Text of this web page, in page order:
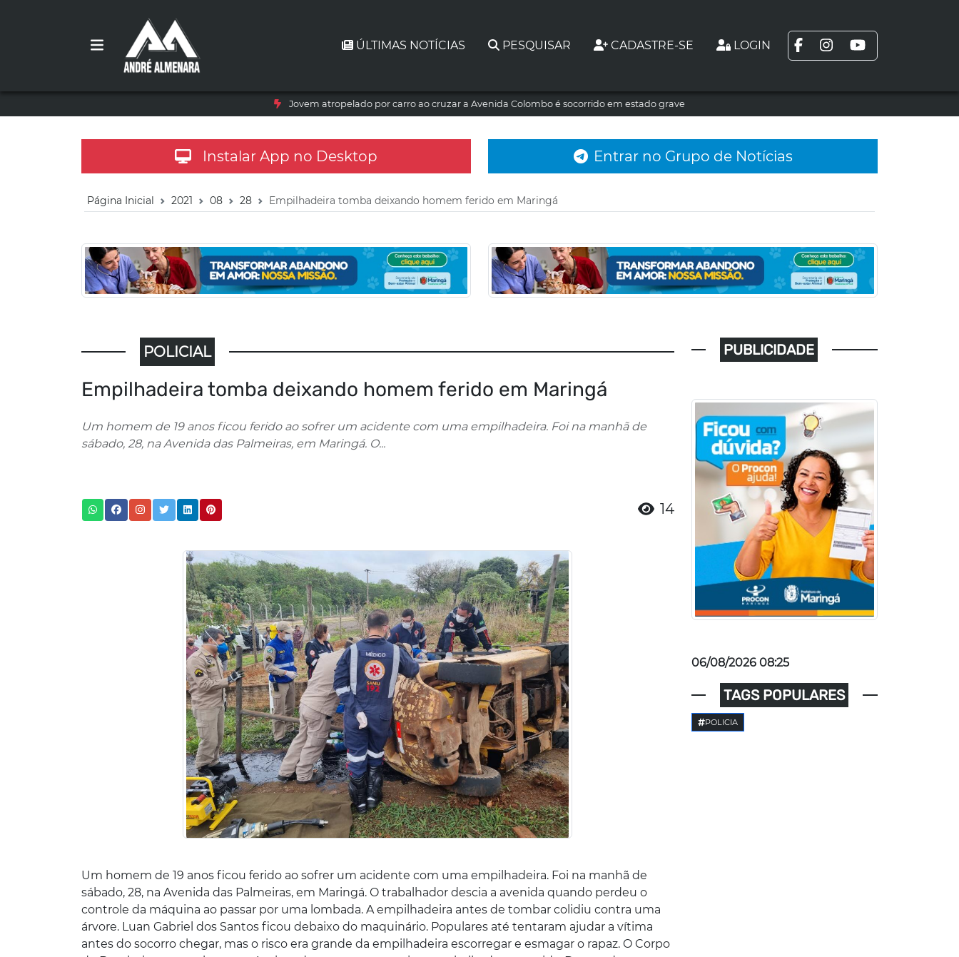
ÚLTIMAS NOTÍCIAS PESQUISAR CADASTRE-SE LOGIN
Jovem atropelado por carro ao cruzar a Avenida Colombo é socorrido em estado grave
Instalar App no Desktop Entrar no Grupo de Notícias
Página Inicial 2021 08 28 Empilhadeira tomba deixando homem ferido em Maringá
POLICIAL
Empilhadeira tomba deixando homem ferido em Maringá
Um homem de 19 anos ficou ferido ao sofrer um acidente com uma empilhadeira. Foi na manhã de
sábado, 28, na Avenida das Palmeiras, em Maringá. O...
14
Um homem de 19 anos ficou ferido ao sofrer um acidente com uma empilhadeira. Foi na manhã de
sábado, 28, na Avenida das Palmeiras, em Maringá. O trabalhador descia a avenida quando perdeu o
controle da máquina ao passar por uma lombada. A empilhadeira antes de tombar colidiu contra uma
árvore. Luan Gabriel dos Santos ficou debaixo do maquinário. Populares até tentaram ajudar a vítima
antes do socorro chegar, mas o risco era grande da empilhadeira escorregar e esmagar o rapaz. O Corpo
PUBLICIDADE
06/08/2026 08:25
TAGS POPULARES
POLICIA